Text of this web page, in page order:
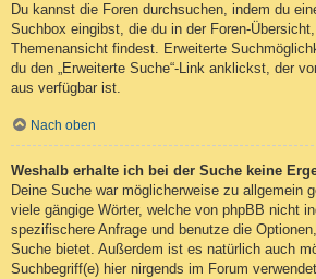
Du kannst die Foren durchsuchen, indem du
Suchbox eingibst, die du in der Foren-
Themenansicht findest. Erweiterte
du den „Erweiterte Suche“-Link anklickst, der
aus verfügbar ist.
Nach oben
Weshalb erhalte ich bei der Suche keine
Deine Suche war möglicherweise zu allgemein
viele gängige Wörter, welche von phpBB nicht
spezifischere Anfrage und benutze die
Suche bietet. Außerdem ist es natürlich auch
Suchbegriff(e) hier nirgends im Forum